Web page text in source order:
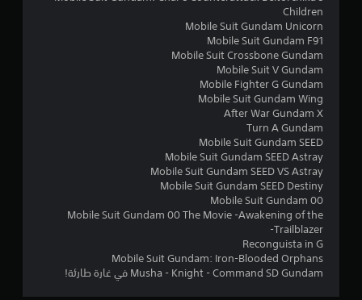
ج
2
م
Children
Mobile Suit Gundam Unicorn
Mobile Suit Gundam F91
Mobile Suit Crossbone Gundam
Mobile Suit V Gundam
Mobile Fighter G Gundam
Mobile Suit Gundam Wing
After War Gundam X
Turn A Gundam
Mobile Suit Gundam SEED
Mobile Suit Gundam SEED Astray
Mobile Suit Gundam SEED VS Astray
Mobile Suit Gundam SEED Destiny
Mobile Suit Gundam 00
Mobile Suit Gundam 00 The Movie -Awakening of the
Trailblazer-
Reconguista in G
Mobile Suit Gundam: Iron-Blooded Orphans
Musha - Knight - Command SD Gundam في غارة طارئة!